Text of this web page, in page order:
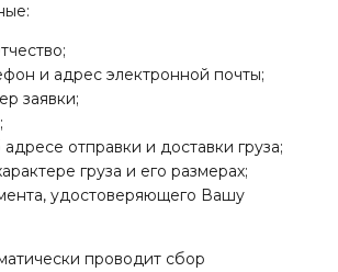
и адрес электронной почты;
заявки;
отправки и доставки груза;
груза и его размерах;
удостоверяющего Вашу
проводит сбор